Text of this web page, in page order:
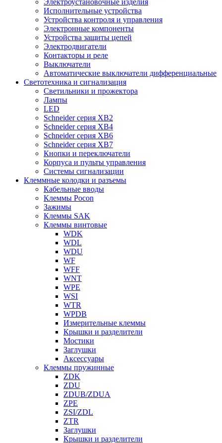
Исполнительные устройства
Устройства контроля и управления
Электронные компоненты
Устройства защиты цепей
Электродвигатели
Контакторы и реле
Выключатели
Автоматические выключатели дифференциальные
Светотехника и сигнализация
Светильники и прожектора
Лампы
LED
Schneider серия XB2
Schneider серия XB4
Schneider серия XB6
Schneider серия XB7
Кнопки и переключатели
Корпуса и пульты управления
Системы сигнализации
Клеммные колодки и разъемы
Кабельные вводы
Клеммы Pocon
Зажимы
Клеммы SAK
Клеммы винтовые
WDK
WDL
WDU
WF
WFF
WNT
WPE
WSI
WTR
WPDB
Измерительные клеммы
Крышки и разделители
Мостики
Заглушки
Аксессуары
Клеммы пружинные
ZDK
ZDU
ZDUB/ZDUA
ZPE
ZSI/ZDL
ZTR
Заглушки
Крышки и разделители